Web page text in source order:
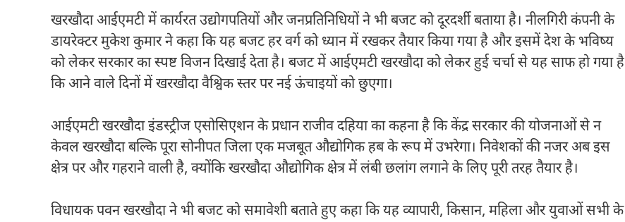
खरखौदा आईएमटी में कार्यरत उद्योगपतियों और जनप्रतिनिधियों ने भी बजट को दूरदर्शी बताया है। नीलगिरी कंपनी के
डायरेक्टर मुकेश कुमार ने कहा कि यह बजट हर वर्ग को ध्यान में रखकर तैयार किया गया है और इसमें देश के भविष्य
को लेकर सरकार का स्पष्ट विजन दिखाई देता है। बजट में आईएमटी खरखौदा को लेकर हुई चर्चा से यह साफ हो गया है
कि आने वाले दिनों में खरखौदा वैश्विक स्तर पर नई ऊंचाइयों को छुएगा।
आईएमटी खरखौदा इंडस्ट्रीज एसोसिएशन के प्रधान राजीव दहिया का कहना है कि केंद्र सरकार की योजनाओं से न
केवल खरखौदा बल्कि पूरा सोनीपत जिला एक मजबूत औद्योगिक हब के रूप में उभरेगा। निवेशकों की नजर अब इस
क्षेत्र पर और गहराने वाली है, क्योंकि खरखौदा औद्योगिक क्षेत्र में लंबी छलांग लगाने के लिए पूरी तरह तैयार है।
विधायक पवन खरखौदा ने भी बजट को समावेशी बताते हुए कहा कि यह व्यापारी, किसान, महिला और युवाओं सभी के